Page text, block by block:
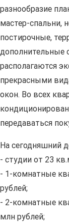
разнообразие
мастер-спальни,
постирочные,
дополнительные
располагаются
прекрасными
окон. Во всех
передаваться
На сегодняшний
- студии от 23
- 1-комнатные
рублей;
- 2-комнатные
млн рублей;